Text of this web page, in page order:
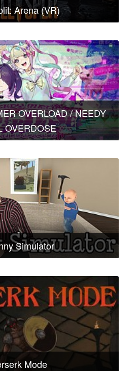
Arena (VR)
OVERLOAD / NEEDY
OVERDOSE
Simulator
Mode